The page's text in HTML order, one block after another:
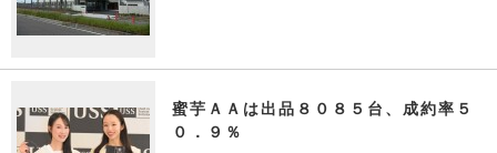
蜜芋ＡＡは出品８０８５台、成約率５
０．９％